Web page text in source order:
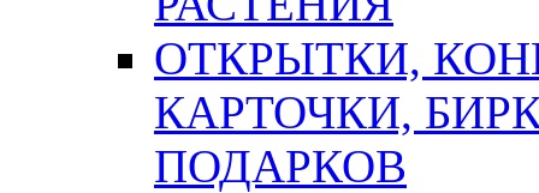
ОТКРЫТКИ,
КАРТОЧКИ,
ПОДАРКОВ